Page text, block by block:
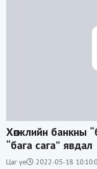
Хөгжлийн банкны
“бага сага” явдал
Цаг үе 2022-05-18